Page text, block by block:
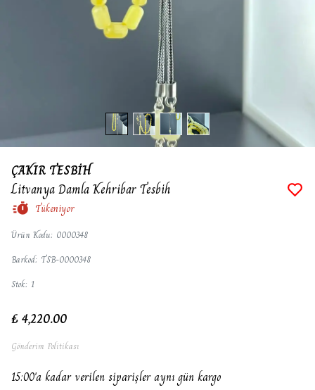
ÇAKIR TESBİH
Litvanya Damla Kehribar Tesbih
Tükeniyor
Ürün Kodu: 0000348
Barkod: TSB-0000348
Stok: 1
₺ 4,220.00
Gönderim Politikası
15:00'a kadar verilen siparişler aynı gün kargo